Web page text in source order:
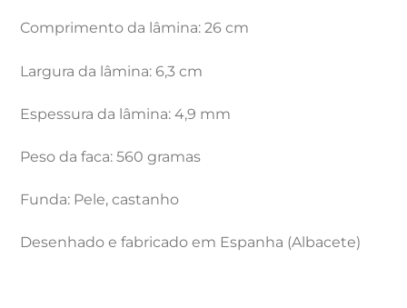
Comprimento da lâmina: 26 cm
Largura da lâmina: 6,3 cm
Espessura da lâmina: 4,9 mm
Peso da faca: 560 gramas
Funda: Pele, castanho
Desenhado e fabricado em Espanha (Albacete)